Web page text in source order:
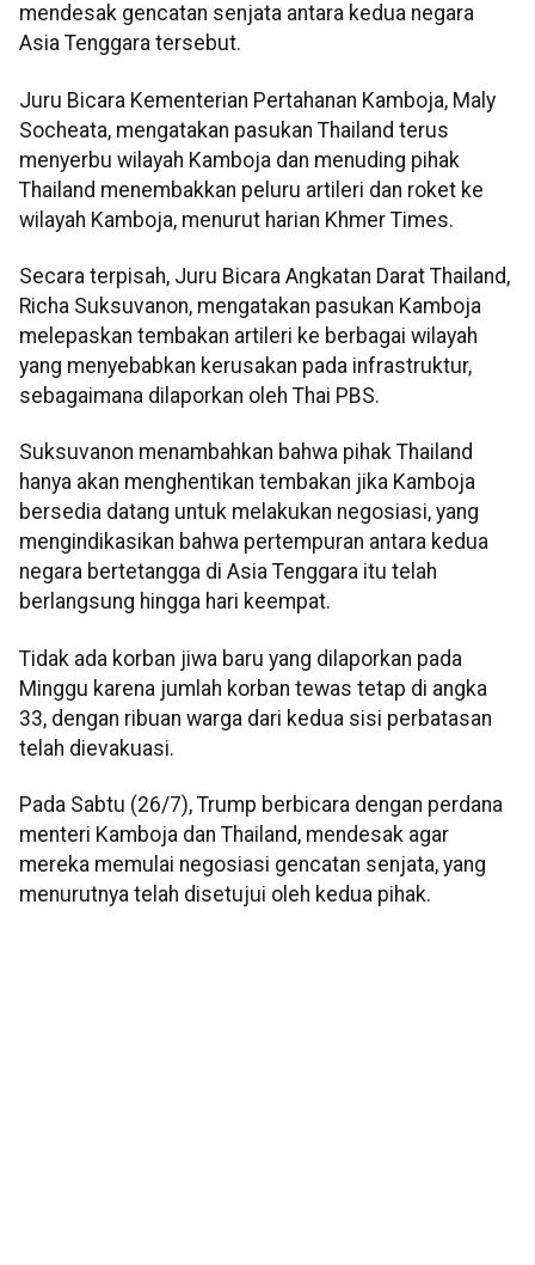
mendesak gencatan senjata antara kedua negara
Asia Tenggara tersebut.
Juru Bicara Kementerian Pertahanan Kamboja, Maly
Socheata, mengatakan pasukan Thailand terus
menyerbu wilayah Kamboja dan menuding pihak
Thailand menembakkan peluru artileri dan roket ke
wilayah Kamboja, menurut harian Khmer Times.
Secara terpisah, Juru Bicara Angkatan Darat Thailand,
Richa Suksuvanon, mengatakan pasukan Kamboja
melepaskan tembakan artileri ke berbagai wilayah
yang menyebabkan kerusakan pada infrastruktur,
sebagaimana dilaporkan oleh Thai PBS.
Suksuvanon menambahkan bahwa pihak Thailand
hanya akan menghentikan tembakan jika Kamboja
bersedia datang untuk melakukan negosiasi, yang
mengindikasikan bahwa pertempuran antara kedua
negara bertetangga di Asia Tenggara itu telah
berlangsung hingga hari keempat.
Tidak ada korban jiwa baru yang dilaporkan pada
Minggu karena jumlah korban tewas tetap di angka
33, dengan ribuan warga dari kedua sisi perbatasan
telah dievakuasi.
Pada Sabtu (26/7), Trump berbicara dengan perdana
menteri Kamboja dan Thailand, mendesak agar
mereka memulai negosiasi gencatan senjata, yang
menurutnya telah disetujui oleh kedua pihak.